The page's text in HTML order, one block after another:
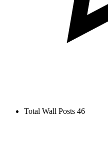
Total Wall Posts 46